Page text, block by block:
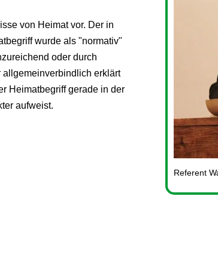
Referent
von Heimat vor. Der in
wurde als "normativ"
oder durch
erklärt
Heimatbegriff gerade in der
aufweist.